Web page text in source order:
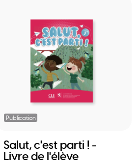
Publication
Salut, c'est parti ! -
Livre de l'élève